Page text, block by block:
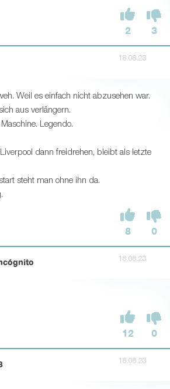
2 3
18.08.23
Weil es einfach nicht abzusehen war.
aus verlängern.
Legendo.
dann freidrehen, bleibt als letzte
steht man ohne ihn da.
8 0
18.08.23
12 0
18.08.23